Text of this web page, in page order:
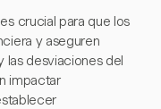
crucial para que los
y aseguren
las desviaciones del
impactar